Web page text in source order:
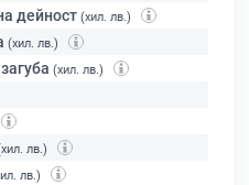
дейност (хил. лв.)
(хил. лв.)
(хил. лв.)
лв.)
лв.)